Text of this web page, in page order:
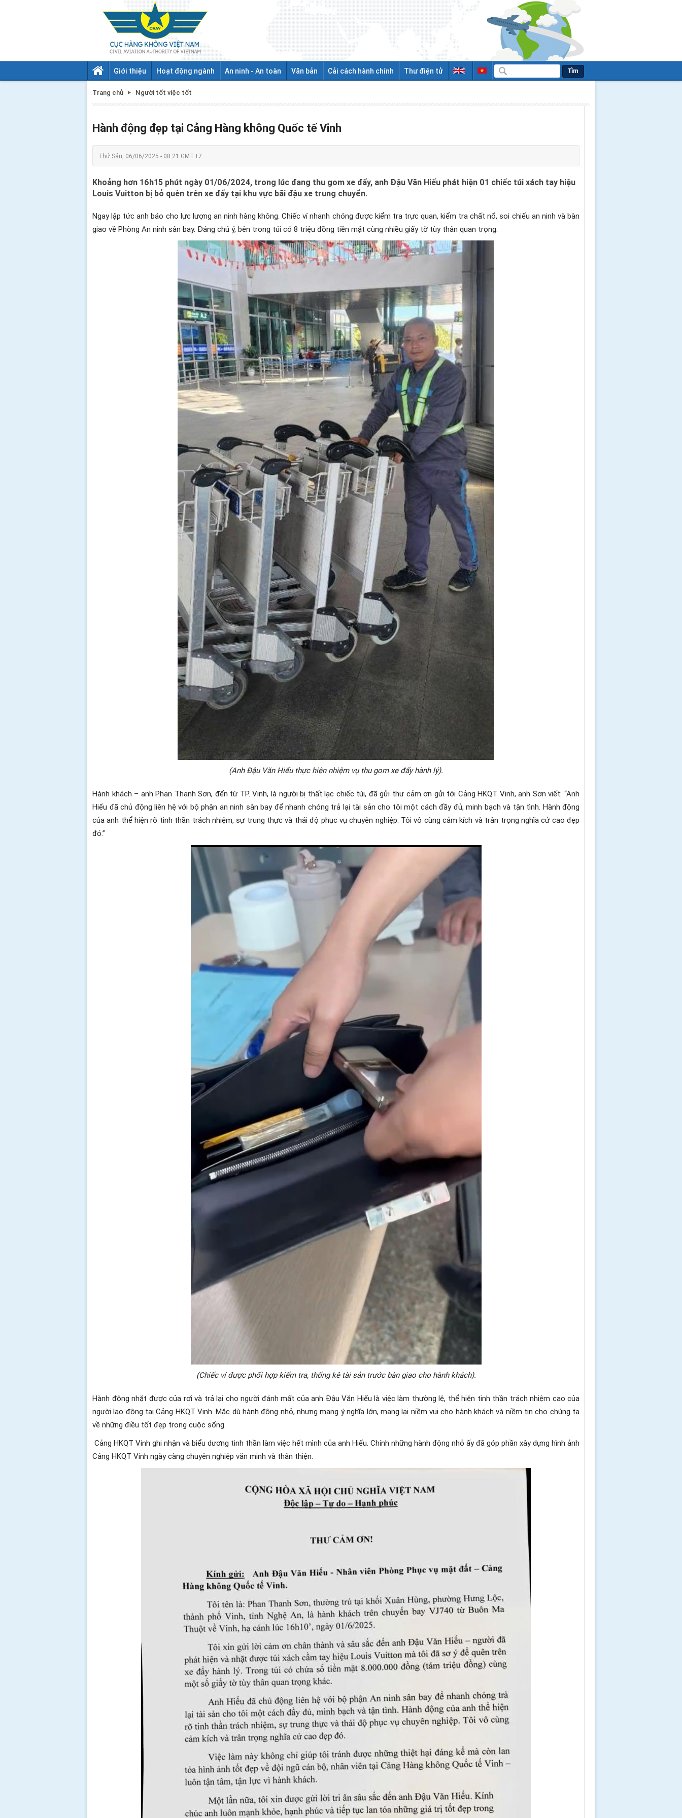
Giới thiệu Hoạt động ngành An ninh - An toàn Văn bản Cải cách hành chính Thư điện tử Tìm
Trang chủ Người tốt việc tốt
Hành động đẹp tại Cảng Hàng không Quốc tế Vinh
Thứ Sáu, 06/06/2025 - 08:21 GMT+7
Khoảng hơn 16h15 phút ngày 01/06/2024, trong lúc đang thu gom xe đẩy, anh Đậu Văn Hiếu phát hiện 01 chiếc túi xách tay hiệu
Louis Vuitton bị bỏ quên trên xe đẩy tại khu vực bãi đậu xe trung chuyển.
Ngay lập tức anh báo cho lực lượng an ninh hàng không. Chiếc ví nhanh chóng được kiểm tra trực quan, kiểm tra chất nổ, soi chiếu an ninh và bàn
giao về Phòng An ninh sân bay. Đáng chú ý, bên trong túi có 8 triệu đồng tiền mặt cùng nhiều giấy tờ tùy thân quan trọng.
(Anh Đậu Văn Hiếu thực hiện nhiệm vụ thu gom xe đẩy hành lý).
Hành khách – anh Phan Thanh Sơn, đến từ TP. Vinh, là người bị thất lạc chiếc túi, đã gửi thư cảm ơn gửi tới Cảng HKQT Vinh, anh Sơn viết: “Anh
Hiếu đã chủ động liên hệ với bộ phận an ninh sân bay để nhanh chóng trả lại tài sản cho tôi một cách đầy đủ, minh bạch và tận tình. Hành động
của anh thể hiện rõ tinh thần trách nhiệm, sự trung thực và thái độ phục vụ chuyên nghiệp. Tôi vô cùng cảm kích và trân trọng nghĩa cử cao đẹp
đó.”
(Chiếc ví được phối hợp kiểm tra, thống kê tài sản trước bàn giao cho hành khách).
Hành động nhặt được của rơi và trả lại cho người đánh mất của anh Đậu Văn Hiếu là việc làm thường lệ, thể hiện tinh thần trách nhiệm cao của
người lao động tại Cảng HKQT Vinh. Mặc dù hành động nhỏ, nhưng mang ý nghĩa lớn, mang lại niềm vui cho hành khách và niềm tin cho chúng ta
về những điều tốt đẹp trong cuộc sống.
Cảng HKQT Vinh ghi nhận và biểu dương tinh thần làm việc hết mình của anh Hiếu. Chính những hành động nhỏ ấy đã góp phần xây dựng hình ảnh
Cảng HKQT Vinh ngày càng chuyên nghiệp văn minh và thân thiện.